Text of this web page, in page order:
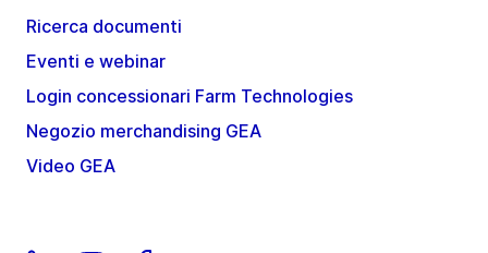
Ricerca documenti
Eventi e webinar
Login concessionari Farm Technologies
Negozio merchandising GEA
Video GEA